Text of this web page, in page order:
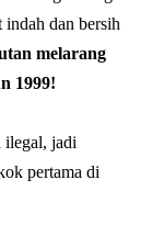
dan bersih
melarang
1999!
ilegal, jadi
pertama di